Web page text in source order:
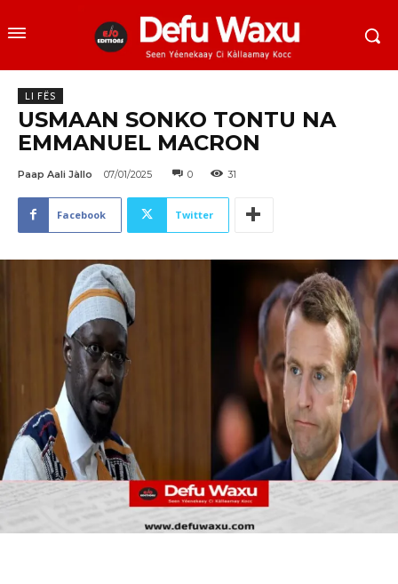
LI FËS
USMAAN SONKO TONTU NA
EMMANUEL MACRON
Paap Aali Jàllo 07/01/2025 0 31
Facebook Twitter